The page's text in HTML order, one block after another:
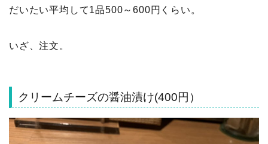
だいたい平均して1品500～600円くらい。
いざ、注文。
クリームチーズの醤油漬け(400円）